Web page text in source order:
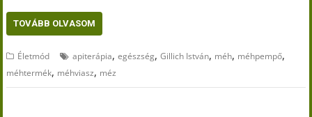
TOVÁBB OLVASOM
Életmód apiterápia,egészség,Gillich István, méh, méhpempő,
méhtermék, méhviasz, méz